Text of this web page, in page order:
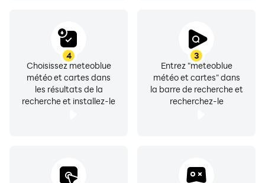
3
Entrez "meteoblue
météo et cartes" dans
la barre de recherche et
recherchez-le
4
Choisissez meteoblue
météo et cartes dans
les résultats de la
recherche et installez-le